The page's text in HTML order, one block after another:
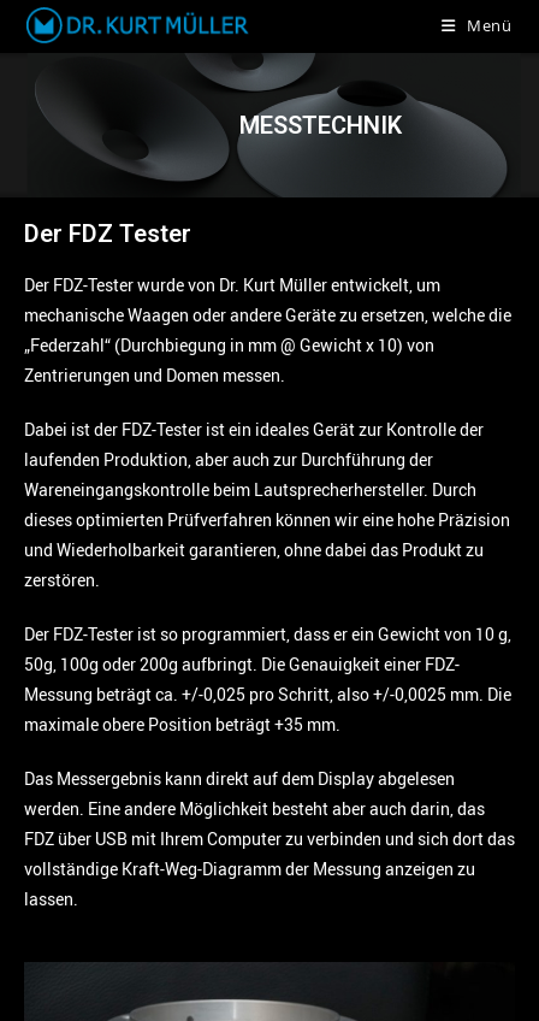
Menü
MESSTECHNIK
Der FDZ Tester
Der FDZ-Tester wurde von Dr. Kurt Müller entwickelt, um
mechanische Waagen oder andere Geräte zu ersetzen, welche die
„Federzahl“ (Durchbiegung in mm @ Gewicht x 10) von
Zentrierungen und Domen messen.
Dabei ist der FDZ-Tester ist ein ideales Gerät zur Kontrolle der
laufenden Produktion, aber auch zur Durchführung der
Wareneingangskontrolle beim Lautsprecherhersteller. Durch
dieses optimierten Prüfverfahren können wir eine hohe Präzision
und Wiederholbarkeit garantieren, ohne dabei das Produkt zu
zerstören.
Der FDZ-Tester ist so programmiert, dass er ein Gewicht von 10 g,
50g, 100g oder 200g aufbringt. Die Genauigkeit einer FDZ-
Messung beträgt ca. +/-0,025 pro Schritt, also +/-0,0025 mm. Die
maximale obere Position beträgt +35 mm.
Das Messergebnis kann direkt auf dem Display abgelesen
werden. Eine andere Möglichkeit besteht aber auch darin, das
FDZ über USB mit Ihrem Computer zu verbinden und sich dort das
vollständige Kraft-Weg-Diagramm der Messung anzeigen zu
lassen.